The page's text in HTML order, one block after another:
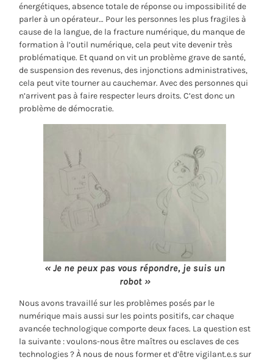
énergétiques, absence totale de réponse ou impossibilité de
parler à un opérateur… Pour les personnes les plus fragiles à
cause de la langue, de la fracture numérique, du manque de
formation à l’outil numérique, cela peut vite devenir très
problématique. Et quand on vit un problème grave de santé,
de suspension des revenus, des injonctions administratives,
cela peut vite tourner au cauchemar. Avec des personnes qui
n’arrivent pas à faire respecter leurs droits. C’est donc un
problème de démocratie.
« Je ne peux pas vous répondre, je suis un
robot »
Nous avons travaillé sur les problèmes posés par le
numérique mais aussi sur les points positifs, car chaque
avancée technologique comporte deux faces. La question est
la suivante : voulons-nous être maîtres ou esclaves de ces
technologies ? À nous de nous former et d’être vigilant.e.s sur